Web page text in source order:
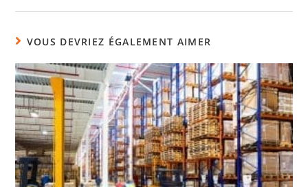
VOUS DEVRIEZ ÉGALEMENT AIMER